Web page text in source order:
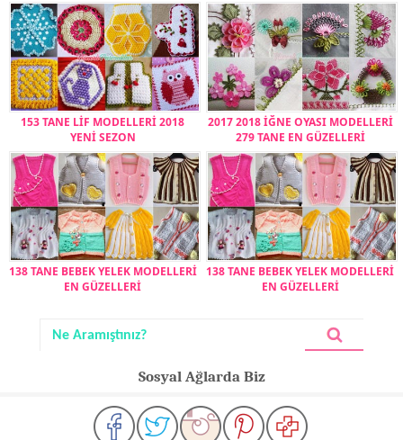
153 TANE LİF MODELLERİ 2018
YENİ SEZON
2017 2018 İĞNE OYASI MODELLERİ
279 TANE EN GÜZELLERİ
138 TANE BEBEK YELEK MODELLERİ
EN GÜZELLERİ
138 TANE BEBEK YELEK MODELLERİ
EN GÜZELLERİ
Sosyal Ağlarda Biz